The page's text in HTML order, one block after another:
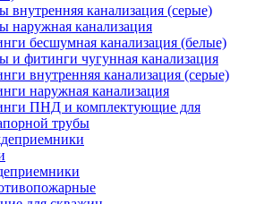
внутренняя канализация (серые)
наружная канализация
бесшумная канализация (белые)
и фитинги чугунная канализация
внутренняя канализация (серые)
наружная канализация
ПНД и комплектующие для
трубы